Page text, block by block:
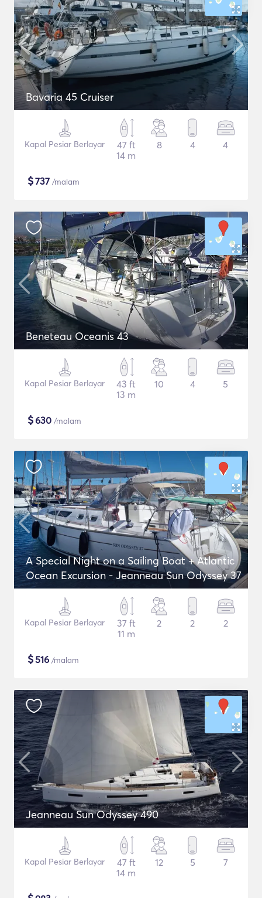
Bavaria 45 Cruiser
Kapal Pesiar Berlayar
47 ft
14 m
8 4 4
$737 /malam
Beneteau Oceanis 43
Kapal Pesiar Berlayar
43 ft
13 m
10 4 5
$630 /malam
A Special Night on a Sailing Boat + Atlantic
Ocean Excursion - Jeanneau Sun Odyssey 37
Kapal Pesiar Berlayar
37 ft
11 m
2 2 2
$516 /malam
Jeanneau Sun Odyssey 490
Kapal Pesiar Berlayar
47 ft
14 m
12 5 7